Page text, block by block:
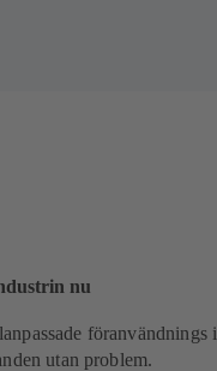
nu
föranvändnings
utan problem.